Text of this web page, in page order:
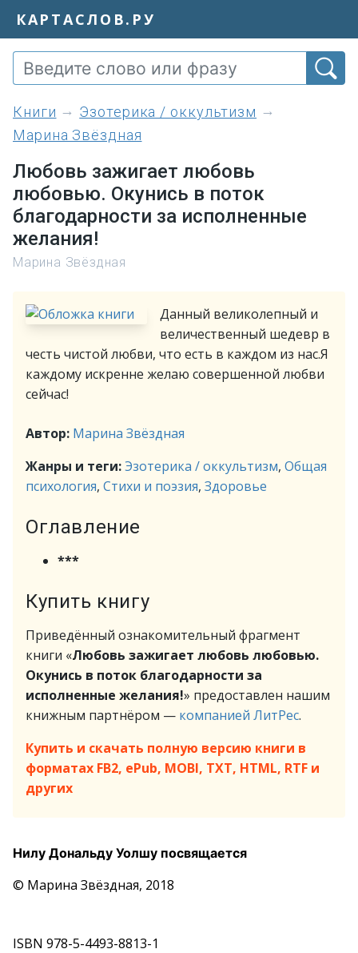
КАРТАСЛОВ.РУ
книги
Эзотерика / оккультизм
Марина Звёздная
Любовь зажигает любовь
любовью. Окунись в поток
благодарности за исполненные
желания!
Марина Звёздная
Данный великолепный и
величественный шедевр в
честь чистой любви, что есть в каждом из нас.Я
каждому искренне желаю совершенной любви
сейчас!
Автор: Марина Звёздная
Жанры и теги:Эзотерика / оккультизм, Общая
психология, Стихи и поэзия, Здоровье
Оглавление
***
Купить книгу
Приведённый ознакомительный фрагмент
книги «Любовь зажигает любовь любовью.
Окунись в поток благодарности за
исполненные желания!» предоставлен нашим
книжным партнёром — компанией ЛитРес.
Купить и скачать полную версию книги в
форматах FB2, ePub, MOBI, TXT, HTML, RTF и
других
Нилу Дональду Уолшу посвящается
© Марина Звёздная, 2018
ISBN 978-5-4493-8813-1